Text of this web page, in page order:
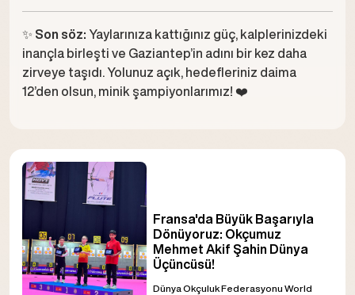
✨ Son söz: Yaylarınıza kattığınız güç, kalplerinizdeki
inançla birleşti ve Gaziantep’in adını bir kez daha
zirveye taşıdı. Yolunuz açık, hedefleriniz daima
12’den olsun, minik şampiyonlarımız! ❤️
Fransa'da Büyük Başarıyla
Dönüyoruz: Okçumuz
Mehmet Akif Şahin Dünya
Üçüncüsü!
Dünya Okçuluk Federasyonu World